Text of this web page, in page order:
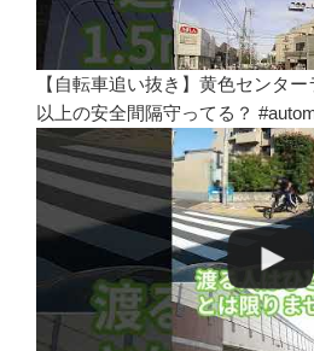
【自転車追い抜き】黄色センタ
以上の安全間隔守ってる？